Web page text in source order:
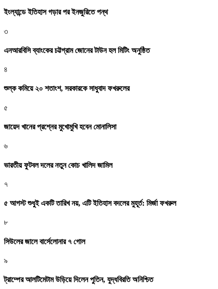
ইংল্যান্ডে ইতিহাস গড়ার পর ইনজুরিতে পন্থ
৩
এনআরবিসি ব্যাংকের চট্টগ্রাম জোনের টাউন হল মিটিং অনুষ্ঠিত
৪
শুল্ক কমিয়ে ২০ শতাংশ, সরকারকে সাধুবাদ ফখরুলের
৫
জায়েদ খানের প্রশ্নের মুখোমুখি হবেন মোনালিসা
৬
ভারতীয় ফুটবল দলের নতুন কোচ খালিদ জামিল
৭
৫ আগস্ট শুধুই একটি তারিখ নয়, এটি ইতিহাস বদলের মুহূর্ত: মির্জা ফখরুল
৮
সিউলের জালে বার্সেলোনার ৭ গোল
৯
ট্রাম্পের আলটিমেটাম উড়িয়ে দিলেন পুতিন, যুদ্ধবিরতি অনিশ্চিত